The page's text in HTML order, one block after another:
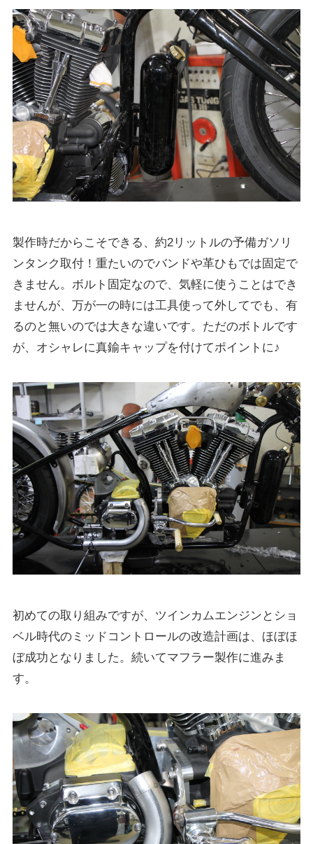
製作時だからこそできる、約2リットルの予備ガソリ
ンタンク取付！重たいのでバンドや革ひもでは固定で
きません。ボルト固定なので、気軽に使うことはでき
ませんが、万が一の時には工具使って外してでも、有
るのと無いのでは大きな違いです。ただのボトルです
が、オシャレに真鍮キャップを付けてポイントに♪
初めての取り組みですが、ツインカムエンジンとショ
ベル時代のミッドコントロールの改造計画は、ほぼほ
ぼ成功となりました。続いてマフラー製作に進みま
す。